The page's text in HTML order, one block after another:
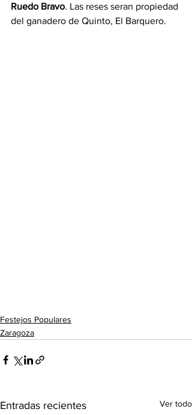
Ruedo Bravo. Las reses seran propiedad
del ganadero de Quinto, El Barquero.
Festejos Populares
Zaragoza
Entradas recientes Ver todo